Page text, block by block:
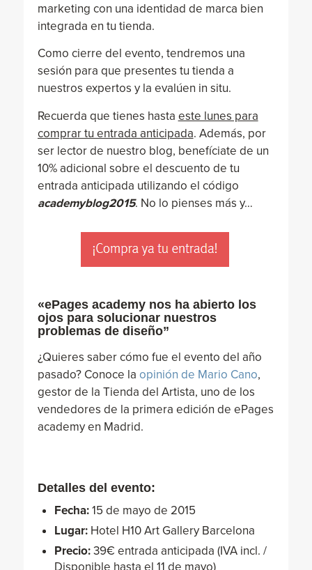
marketing con una identidad de marca bien
integrada en tu tienda.
Como cierre del evento, tendremos una
sesión para que presentes tu tienda a
nuestros expertos y la evalúen in situ.
Recuerda que tienes hasta este lunes para
comprar tu entrada anticipada. Además, por
ser lector de nuestro blog, benefíciate de un
10% adicional sobre el descuento de tu
entrada anticipada utilizando el código
academyblog2015. No lo pienses más y…
«ePages academy nos ha abierto los
ojos para solucionar nuestros
problemas de diseño”
¿Quieres saber cómo fue el evento del año
pasado? Conoce la opinión de Mario Cano,
gestor de la Tienda del Artista, uno de los
vendedores de la primera edición de ePages
academy en Madrid.
Detalles del evento:
Fecha:15 de mayo de 2015
Lugar:Hotel H10 Art Gallery Barcelona
Precio:39€ entrada anticipada (IVA incl. /
Disponible hasta el 11 de mayo)